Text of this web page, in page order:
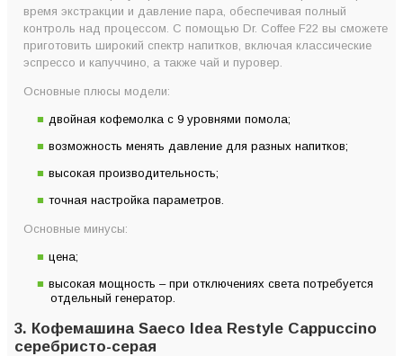
время экстракции и давление пара, обеспечивая полный
контроль над процессом. С помощью Dr. Coffee F22 вы сможете
приготовить широкий спектр напитков, включая классические
эспрессо и капуччино, а также чай и пуровер.
Основные плюсы модели:
двойная кофемолка с 9 уровнями помола;
возможность менять давление для разных напитков;
высокая производительность;
точная настройка параметров.
Основные минусы:
цена;
высокая мощность – при отключениях света потребуется
отдельный генератор.
3. Кофемашина Saeco Idea Restyle Cappuccino
серебристо-серая